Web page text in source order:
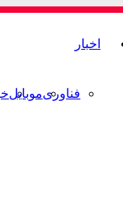
اخبار
فناوریموبایل